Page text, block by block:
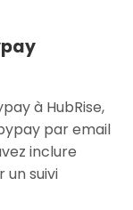
à HubRise,
par email
inclure
un suivi